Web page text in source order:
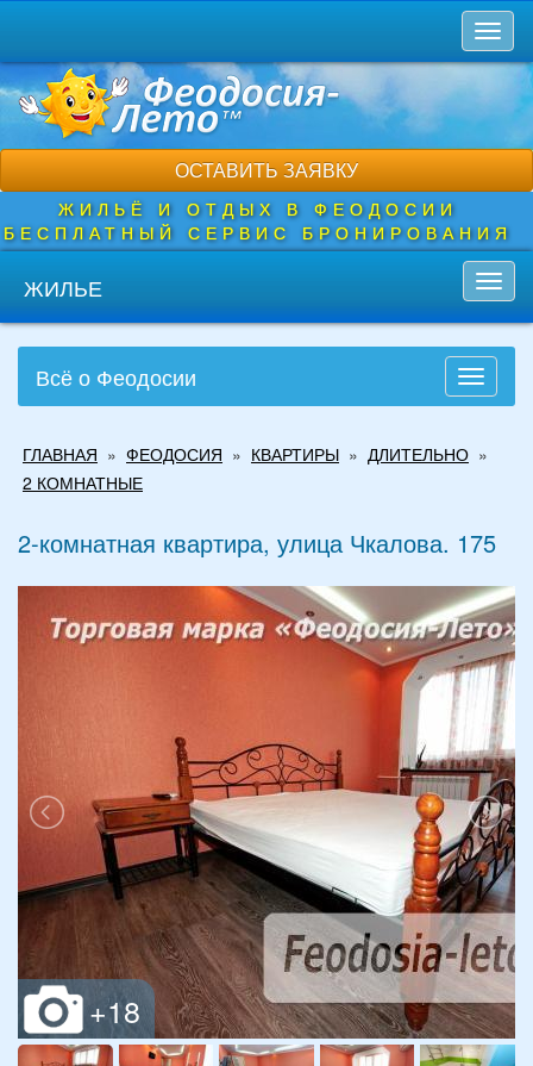
основному
содержанию
ОСТАВИТЬ ЗАЯВКУ
ЖИЛЬЁ И ОТДЫХ В ФЕОДОСИИ
БЕСПЛАТНЫЙ СЕРВИС БРОНИРОВАНИЯ
ЖИЛЬЕ
Toggle
Всё о Феодосии
здесь
ГЛАВНАЯ » ФЕОДОСИЯ » КВАРТИРЫ » ДЛИТЕЛЬНО »
2 КОМНАТНЫЕ
2-комнатная квартира, улица Чкалова. 175